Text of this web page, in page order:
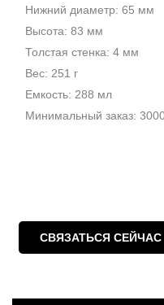
Нижний диаметр: 65 мм
Высота: 83 мм
Толстая стенка: 4 мм
Вес: 251 г
Емкость: 288 мл
Минимальный заказ:
СВЯЗАТЬСЯ СЕЙЧАС